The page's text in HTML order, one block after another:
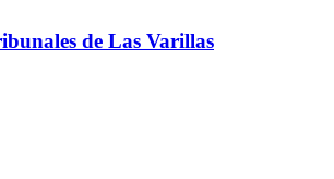
de Las Varillas